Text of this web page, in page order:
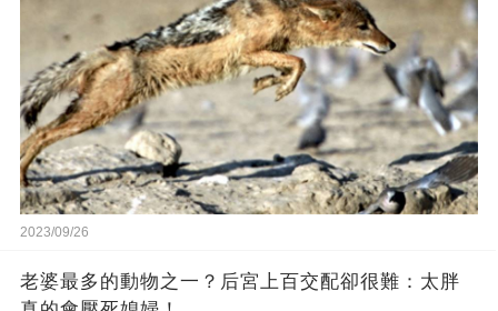
2023/09/26
老婆最多的動物之一？后宮上百交配卻很難：太胖